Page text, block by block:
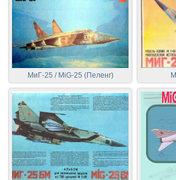
МиГ-25 / MiG-25 (Пеленг)